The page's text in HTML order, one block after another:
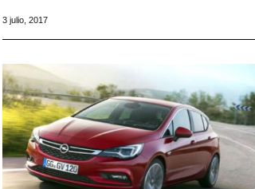
3 julio, 2017